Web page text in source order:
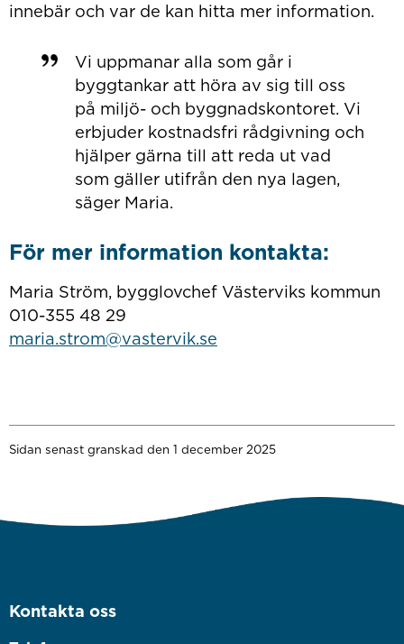
innebär och var de kan hitta mer information.
Vi uppmanar alla som går i
byggtankar att höra av sig till oss
på miljö- och byggnadskontoret. Vi
erbjuder kostnadsfri rådgivning och
hjälper gärna till att reda ut vad
som gäller utifrån den nya lagen,
säger Maria.
För mer information kontakta:
Maria Ström, bygglovchef Västerviks kommun
010-355 48 29
maria.strom@vastervik.se
Sidan senast granskad den 1 december 2025
Kontakta oss